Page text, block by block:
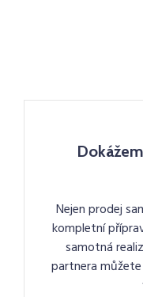
Nejen prodej
kompletní
samotná
partnera